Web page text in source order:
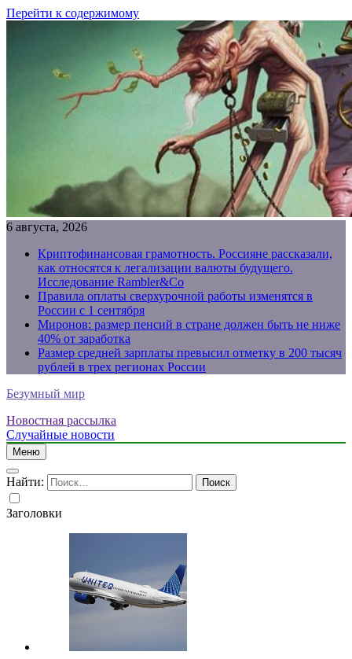
Перейти к содержимому
6 августа, 2026
Криптофинансовая грамотность. Россияне рассказали,
как относятся к легализации валюты будущего.
Исследование Rambler&Co
Правила оплаты сверхурочной работы изменятся в
России с 1 сентября
Миронов: размер пенсий в стране должен быть не ниже
40% от заработка
Размер средней зарплаты превысил отметку в 200 тысяч
рублей в трех регионах России
Безумный мир
Новостная рассылка
Случайные новости
Меню
Найти:
Заголовки